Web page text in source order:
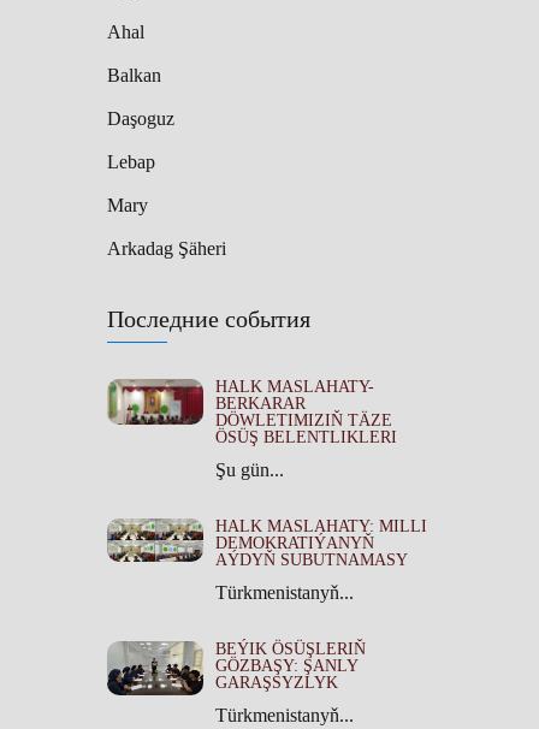
Ahal
Balkan
Daşoguz
Lebap
Mary
Arkadag Şäheri
Последние события
HALK MASLAHATY-
BERKARAR
DÖWLETIMIZIŇ TÄZE
ÖSÜŞ BELENTLIKLERI
Şu gün...
HALK MASLAHATY: MILLI
DEMOKRATIÝANYŇ
AÝDYŇ SUBUTNAMASY
Türkmenistanyň...
BEÝIK ÖSÜŞLERIŇ
GÖZBAŞY: ŞANLY
GARAŞSYZLYK
Türkmenistanyň...